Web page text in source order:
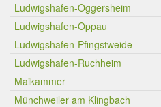
Ludwigshafen-Oggersheim
Ludwigshafen-Oppau
Ludwigshafen-Pfingstweide
Ludwigshafen-Ruchheim
Maikammer
Münchweiler am Klingbach